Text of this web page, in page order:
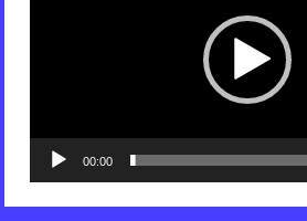
00:00